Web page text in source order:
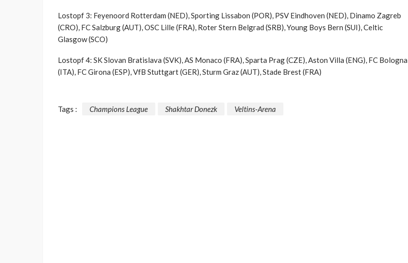
Lostopf 3: Feyenoord Rotterdam (NED), Sporting Lissabon (POR), PSV Eindhoven (NED), Dinamo Zagreb
(CRO), FC Salzburg (AUT), OSC Lille (FRA), Roter Stern Belgrad (SRB), Young Boys Bern (SUI), Celtic
Glasgow (SCO)
Lostopf 4: SK Slovan Bratislava (SVK), AS Monaco (FRA), Sparta Prag (CZE), Aston Villa (ENG), FC Bologna
(ITA), FC Girona (ESP), VfB Stuttgart (GER), Sturm Graz (AUT), Stade Brest (FRA)
Tags : Champions League Shakhtar Donezk Veltins-Arena